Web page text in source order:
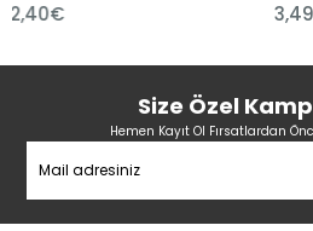
Size Özel
Hemen Kayıt Ol Fırsatlardan